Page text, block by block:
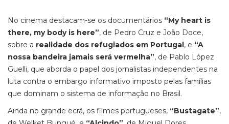
No cinema destacam-se os documentários “My heart is
there, my body is here”, de Pedro Cruz e João Doce,
sobre a realidade dos refugiados em Portugal, e “A
nossa bandeira jamais será vermelha”, de Pablo López
Guelli, que aborda o papel dos jornalistas independentes na
luta contra o embargo informativo imposto pelas famílias
que dominam o sistema de informação no Brasil.
Ainda no grande ecrã, os filmes portugueses, “Bustagate”,